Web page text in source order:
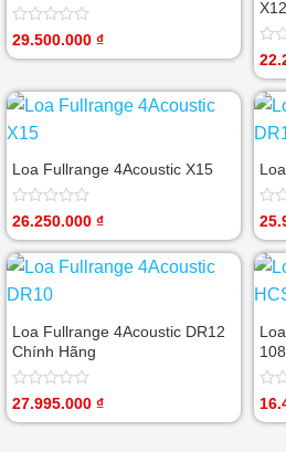
Được
5
sao
29.500.000 ₫
X12
0
sao
Loa Fullrange 4Acoustic X15
Được
hạng
0
sao
26.250.000 ₫
0
sao
Loa Fullrange 4Acoustic DR12
Chính Hãng
Được
27.995.000 ₫